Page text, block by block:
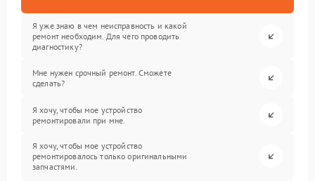
Я уже знаю в чем неисправность и какой
ремонт необходим. Для чего проводить
диагностику?
Мне нужен срочный ремонт. Сможете
сделать?
Я хочу, чтобы мое устройство
ремонтировали при мне.
Я хочу, чтобы мое устройство
ремонтировалось только оригинальными
запчастями.